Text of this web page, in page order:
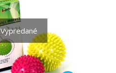
Vypredané